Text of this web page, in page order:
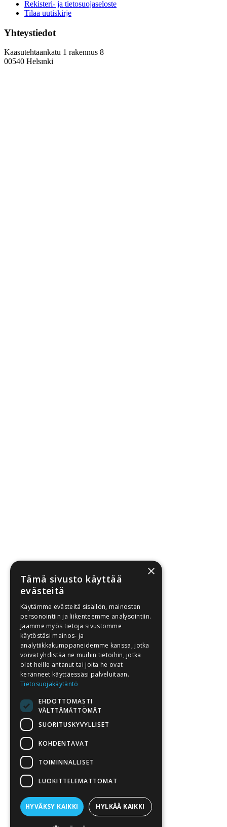
Rekisteri- ja tietosuojaseloste
Tilaa uutiskirje
Yhteystiedot
Kaasutehtaankatu 1 rakennus 8
00540 Helsınki
Ajankohtaista
Koulutukset
×
Tämä sivusto käyttää
evästeitä
Käytämme evästeitä sisällön, mainosten
personointiin ja liikenteemme analysointiin.
Jaamme myös tietoja sivustomme
käytöstäsi mainos- ja
analytiikkakumppaneidemme kanssa, jotka
voivat yhdistää ne muihin tietoihin, jotka
olet heille antanut tai joita he ovat
keränneet käyttäessäsi palveluitaan.
Tietosuojakäytäntö
EHDOTTOMASTI
VÄLTTÄMÄTTÖMÄT
SUORITUSKYVYLLISET
KOHDENTAVAT
TOIMINNALLISET
LUOKITTELEMATTOMAT
HYVÄKSY KAIKKI HYLKÄÄ KAIKKI